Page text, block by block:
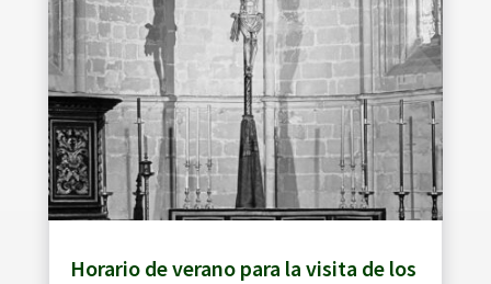
Horario de verano para la visita de los